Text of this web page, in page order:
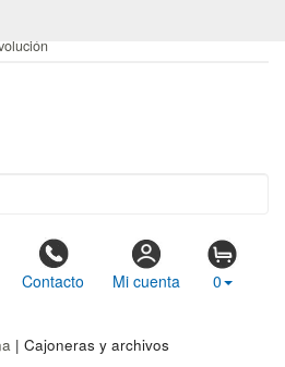
Contacto Mi cuenta 0
| Cajoneras y archivos